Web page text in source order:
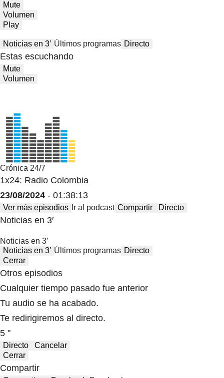
Mute
Volumen
Play
Noticias en 3′ Últimos programas Directo
Estas escuchando
Mute
Volumen
Crónica 24/7
1x24: Radio Colombia
23/08/2024 - 01:38:13
Ver más episodios Ir al podcast Compartir Directo
Noticias en 3′
Noticias en 3′
Noticias en 3′ Últimos programas Directo
Cerrar
Otros episodios
Cualquier tiempo pasado fue anterior
Tu audio se ha acabado.
Te redirigiremos al directo.
5 "
Directo
Cancelar
Cerrar
Compartir